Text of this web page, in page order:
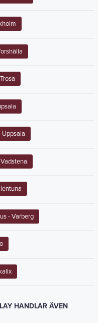
Uppsala
- Varberg
HANDLAR ÄVEN